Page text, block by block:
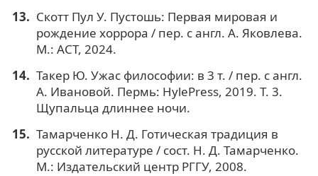
Скотт Пул У. Пустошь: Первая мировая и
рождение хоррора / пер. с англ. А. Яковлева.
М.: АСТ, 2024.
Такер Ю. Ужас философии: в 3 т. / пер. с англ.
А. Ивановой. Пермь: HylePress, 2019. Т. 3.
Щупальца длиннее ночи.
Тамарченко Н. Д. Готическая традиция в
русской литературе / сост. Н. Д. Тамарченко.
М.: Издательский центр РГГУ, 2008.